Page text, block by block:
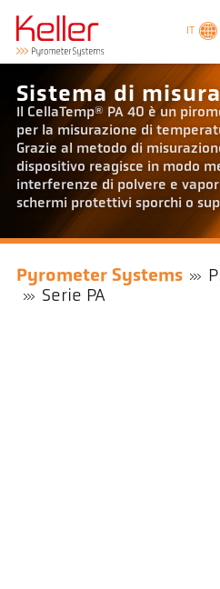
IT
Sistema di
Il CellaTemp® PA 40 è un
per la misurazione di
Grazie al metodo di
dispositivo reagisce in modo
interferenze di polvere e
schermi protettivi sporchi o
Pyrometer Systems
Serie PA